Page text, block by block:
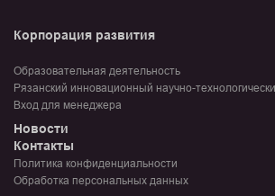
Корпорация развития
Образовательная деятельность
Рязанский инновационный научно-
Вход для менеджера
Новости
Контакты
Политика конфиденциальности
Обработка персональных данных